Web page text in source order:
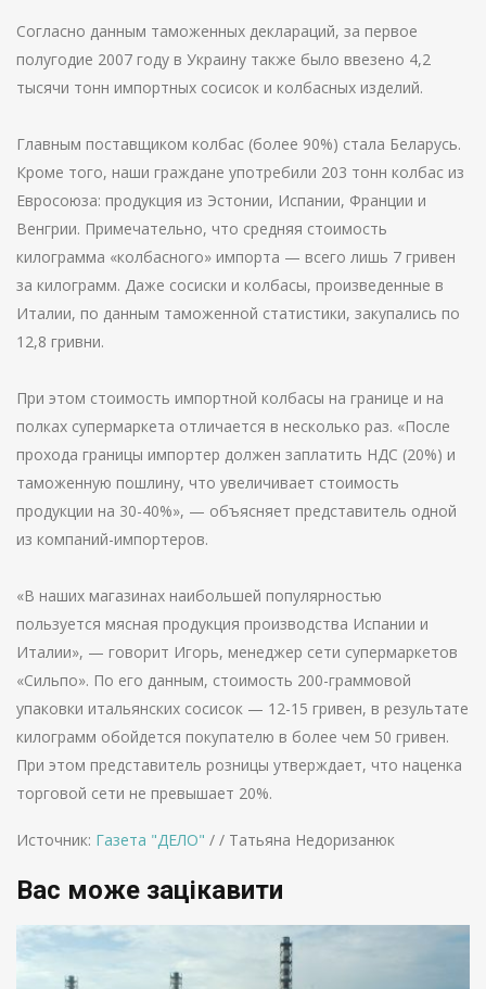
Согласно данным таможенных деклараций, за первое
полугодие 2007 году в Украину также было ввезено 4,2
тысячи тонн импортных сосисок и колбасных изделий.
Главным поставщиком колбас (более 90%) стала Беларусь.
Кроме того, наши граждане употребили 203 тонн колбас из
Евросоюза: продукция из Эстонии, Испании, Франции и
Венгрии. Примечательно, что средняя стоимость
килограмма «колбасного» импорта — всего лишь 7 гривен
за килограмм. Даже сосиски и колбасы, произведенные в
Италии, по данным таможенной статистики, закупались по
12,8 гривни.
При этом стоимость импортной колбасы на границе и на
полках супермаркета отличается в несколько раз. «После
прохода границы импортер должен заплатить НДС (20%) и
таможенную пошлину, что увеличивает стоимость
продукции на 30-40%», — объясняет представитель одной
из компаний-импортеров.
«В наших магазинах наибольшей популярностью
пользуется мясная продукция производства Испании и
Италии», — говорит Игорь, менеджер сети супермаркетов
«Сильпо». По его данным, стоимость 200-граммовой
упаковки итальянских сосисок — 12-15 гривен, в результате
килограмм обойдется покупателю в более чем 50 гривен.
При этом представитель розницы утверждает, что наценка
торговой сети не превышает 20%.
Источник: Газета "ДЕЛО" / / Татьяна Недоризанюк
Вас може зацікавити